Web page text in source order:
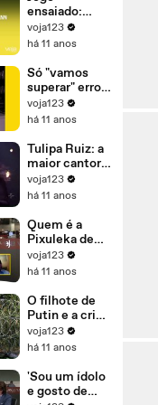
para se
manter no
poder'
ensaiado:
Dilma ganhou
ontem para
amanhã
voja123
há 11 anos
Só "vamos
superar" erros
(e crimes) se
Dilma sair do
voja123
há 11 anos
Tulipa Ruiz: a
maior cantora
da sua
geração
voja123
há 11 anos
Quem é a
Pixuleka de
Lula?
voja123
há 11 anos
O filhote de
Putin e a crise
de refugiados
voja123
há 11 anos
'Sou um ídolo
e gosto de